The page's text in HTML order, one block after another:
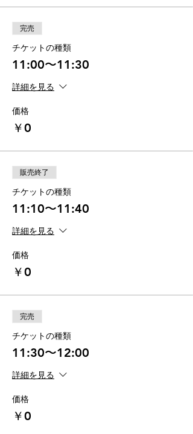
完売
チケットの種類
11:00〜11:30
詳細を見る
価格
￥0
販売終了
チケットの種類
11:10〜11:40
詳細を見る
価格
￥0
完売
チケットの種類
11:30〜12:00
詳細を見る
価格
￥0